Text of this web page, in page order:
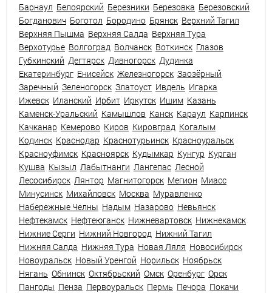
Барнаул Белоярский Березники Березовка Березовский
Богданович Боготол Бородино Брянск Верхний Тагил
Верхняя Пышма Верхняя Салда Верхняя Тура
Верхотурье Волгоград Волчанск Воткинск Глазов
Губкинский Дегтярск Дивногорск Дудинка
Екатеринбург Енисейск Железногорск Заозёрный
Заречный Зеленогорск Златоуст Ивдель Игарка
Ижевск Иланский Ирбит Иркутск Ишим Казань
Каменск-Уральский Камышлов Канск Караул Карпинск
Качканар Кемерово Киров Кировград Когалым
Кодинск Краснодар Краснотурьинск Красноуральск
Красноуфимск Красноярск Кудымкар Кунгур Курган
Кушва Кызыл Лабытнанги Лангепас Лесной
Лесосибирск Лянтор Магнитогорск Мегион Миасс
Минусинск Михайловск Москва Муравленко
Набережные Челны Надым Назарово Невьянск
Нефтекамск Нефтеюганск Нижневартовск Нижнекамск
Нижние Серги Нижний Новгород Нижний Тагил
Нижняя Салда Нижняя Тура Новая Ляля Новосибирск
Новоуральск Новый Уренгой Норильск Ноябрьск
Нягань Обнинск Октябрьский Омск Оренбург Орск
Пангоды Пенза Первоуральск Пермь Печора Покачи